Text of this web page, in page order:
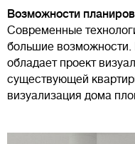
Возможности
Современные
большие
обладает проект
существующей
визуализация дома